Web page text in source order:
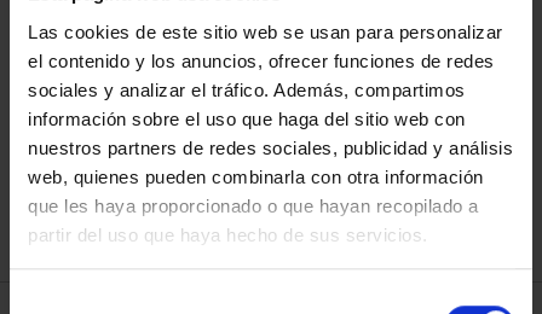
Las cookies de este sitio web se usan para personalizar
el contenido y los anuncios, ofrecer funciones de redes
sociales y analizar el tráfico. Además, compartimos
información sobre el uso que haga del sitio web con
nuestros partners de redes sociales, publicidad y análisis
web, quienes pueden combinarla con otra información
que les haya proporcionado o que hayan recopilado a
partir del uso que haya hecho de sus servicios.
ORDENAR POR:
REFINAR